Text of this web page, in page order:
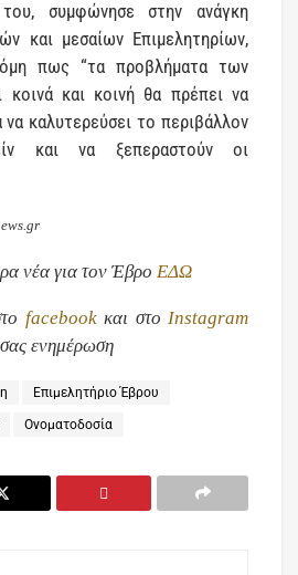
συμφώνησε στην ανάγκη
και μεσαίων Επιμελητηρίων,
πως “τα προβλήματα των
κοινά και κοινή θα πρέπει να
να καλυτερεύσει το περιβάλλον
και να ξεπεραστούν οι
νέα για τον Έβρο ΕΔΩ
facebookκαι στο Instagram
ενημέρωση
Επιμελητήριο Έβρου
Ονοματοδοσία